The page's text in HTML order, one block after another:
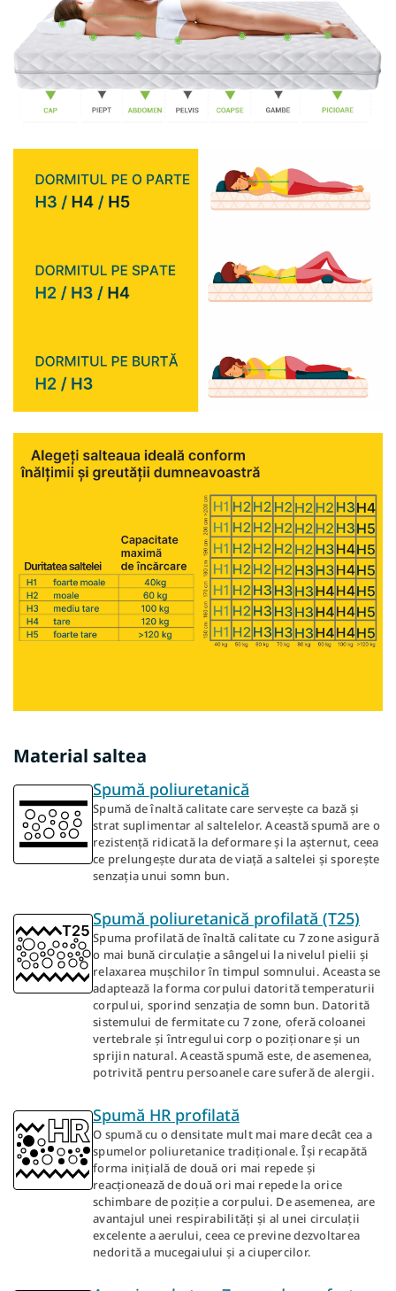
Material saltea
Spumă poliuretanică
Spumă de înaltă calitate care servește ca bază și
strat suplimentar al saltelelor. Această spumă are o
rezistență ridicată la deformare și la așternut, ceea
ce prelungește durata de viață a saltelei și sporește
senzația unui somn bun.
Spumă poliuretanică profilată (T25)
Spuma profilată de înaltă calitate cu 7 zone asigură
o mai bună circulație a sângelui la nivelul pielii și
relaxarea mușchilor în timpul somnului. Aceasta se
adaptează la forma corpului datorită temperaturii
corpului, sporind senzația de somn bun. Datorită
sistemului de fermitate cu 7 zone, oferă coloanei
vertebrale și întregului corp o poziționare și un
sprijin natural. Această spumă este, de asemenea,
potrivită pentru persoanele care suferă de alergii.
Spumă HR profilată
O spumă cu o densitate mult mai mare decât cea a
spumelor poliuretanice tradiționale. Își recapătă
forma inițială de două ori mai repede și
reacționează de două ori mai repede la orice
schimbare de poziție a corpului. De asemenea, are
avantajul unei respirabilități și al unei circulații
excelente a aerului, ceea ce previne dezvoltarea
nedorită a mucegaiului și a ciupercilor.